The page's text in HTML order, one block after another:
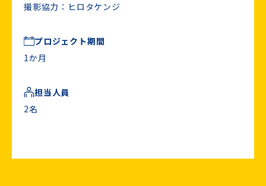
撮影協力：ヒロタケンジ
プロジェクト期間
1か月
担当人員
2名